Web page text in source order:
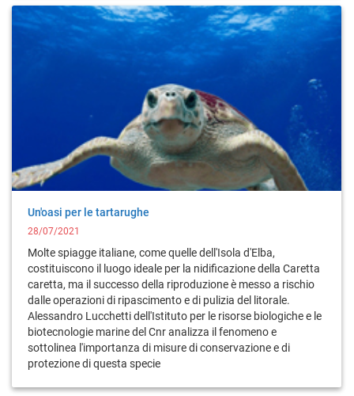
Un'oasi per le tartarughe
28/07/2021
Molte spiagge italiane, come quelle dell'Isola d'Elba,
costituiscono il luogo ideale per la nidificazione della Caretta
caretta, ma il successo della riproduzione è messo a rischio
dalle operazioni di ripascimento e di pulizia del litorale.
Alessandro Lucchetti dell'Istituto per le risorse biologiche e le
biotecnologie marine del Cnr analizza il fenomeno e
sottolinea l'importanza di misure di conservazione e di
protezione di questa specie